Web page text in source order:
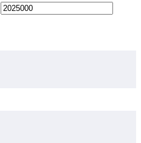
Maximální
cena